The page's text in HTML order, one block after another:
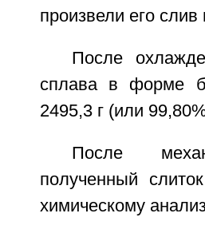
произвели его
После
сплава в форме
2495,3 г (или
После
полученный
химическому